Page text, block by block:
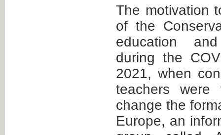
The motivation
of the
education
during the
2021, when
teachers were
change the
Europe, an